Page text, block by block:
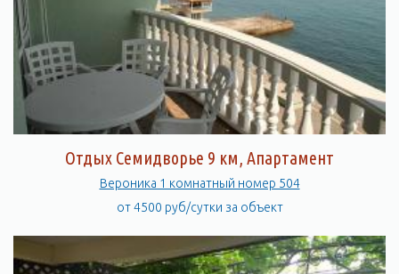
Отдых Семидворье 9 км, Апартамент
Вероника 1 комнатный номер 504
от 4500 руб/сутки за объект